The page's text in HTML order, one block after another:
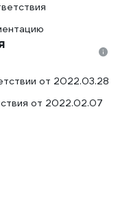
от 2022.03.28
от 2022.02.07